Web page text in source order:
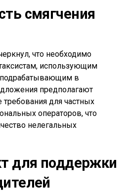
смягчения
что необходимо
использующим
в
предполагают
для частных
операторов, что
нелегальных
для поддержки